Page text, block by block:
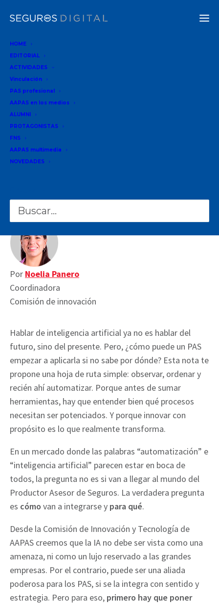
HOME
EDITORIAL
ACTIVIDADES
Vinculación
PAS profesional
AAPAS en los medios
ALUMNI
PROTAGONISTAS
FNS
AAPAS multimedia
NOVEDADES
ACTUALIDAD
14-05-2025 • 9 MINUTOS
No te falta tecnología.
Te falta claridad.
Por Noelia Panero
Coordinadora
Comisión de innovación
Hablar de inteligencia artificial ya no es hablar del
futuro, sino del presente. Pero, ¿cómo puede un PAS
empezar a aplicarla si no sabe por dónde? Esta nota te
propone una hoja de ruta simple: observar, ordenar y
recién ahí automatizar. Porque antes de sumar
herramientas, hay que entender bien qué procesos
necesitan ser potenciados. Y porque innovar con
propósito es lo que realmente transforma.
En un mercado donde las palabras “automatización” e
“inteligencia artificial” parecen estar en boca de
todos, la pregunta no es si van a llegar al mundo del
Productor Asesor de Seguros. La verdadera pregunta
es cómo van a integrarse y para qué.
Desde la Comisión de Innovación y Tecnología de
AAPAS creemos que la IA no debe ser vista como una
amenaza, ni como un lujo reservado a las grandes
empresas. Por el contrario, puede ser una aliada
poderosa para los PAS, si se la integra con sentido y
estrategia. Pero para eso, primero hay que poner